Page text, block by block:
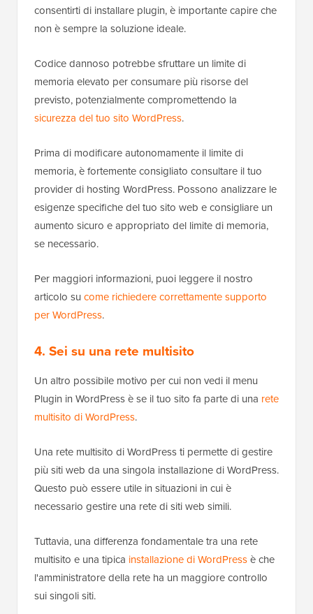
consentirti di installare plugin, è importante capire che
non è sempre la soluzione ideale.
Codice dannoso potrebbe sfruttare un limite di
memoria elevato per consumare più risorse del
previsto, potenzialmente compromettendo la
sicurezza del tuo sito WordPress.
Prima di modificare autonomamente il limite di
memoria, è fortemente consigliato consultare il tuo
provider di hosting WordPress. Possono analizzare le
esigenze specifiche del tuo sito web e consigliare un
aumento sicuro e appropriato del limite di memoria,
se necessario.
Per maggiori informazioni, puoi leggere il nostro
articolo su come richiedere correttamente supporto
per WordPress.
4. Sei su una rete multisito
Un altro possibile motivo per cui non vedi il menu
Plugin in WordPress è se il tuo sito fa parte di una rete
multisito di WordPress.
Una rete multisito di WordPress ti permette di gestire
più siti web da una singola installazione di WordPress.
Questo può essere utile in situazioni in cui è
necessario gestire una rete di siti web simili.
Tuttavia, una differenza fondamentale tra una rete
multisito e una tipica installazione di WordPressè che
l'amministratore della rete ha un maggiore controllo
sui singoli siti.